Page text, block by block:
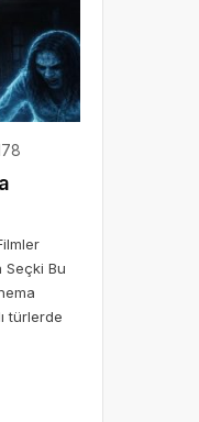
Seçki Bu
türlerde